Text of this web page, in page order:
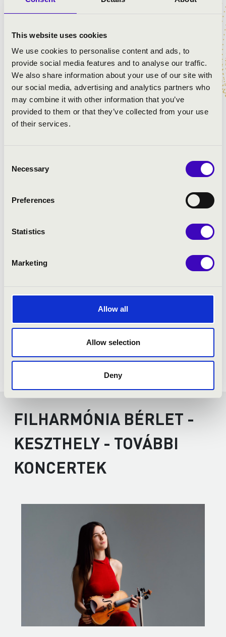
This website uses cookies
We use cookies to personalise content and ads, to
provide social media features and to analyse our traffic.
We also share information about your use of our site with
our social media, advertising and analytics partners who
may combine it with other information that you’ve
provided to them or that they’ve collected from your use
of their services.
Selection
Necessary
Preferences
Statistics
Marketing
Allow all
Allow selection
Deny
Mozart: c-moll Adagio és Fúga, K. 546
Mozart: A-dúr zongoraverseny, K. 488
Schubert: C-dúr kvintett, D. 956 (vonószenekari
előadásban)
FILHARMÓNIA BÉRLET -
KESZTHELY - TOVÁBBI
KONCERTEK